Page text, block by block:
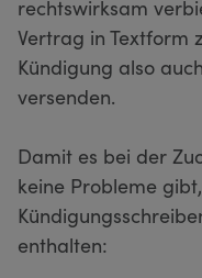
rechtswirksam
Vertrag in Textform
Kündigung also
versenden.
Damit es bei der
keine Probleme
enthalten: